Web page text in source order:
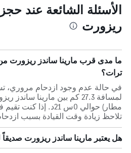
الأسئلة الشائعة عند
ريزورت
ما مدى قرب مارينا ساندز ريزورت
ترات؟
في حالة عدم وجود ازدحام مروري،
لمسافة 27.3 كم بين مارينا
مطار) حوالي 0س 21د.
تلاحظ زيادة وقت القيادة بسبب
هل يعتبر مارينا ساندز ريزورت صديقاً